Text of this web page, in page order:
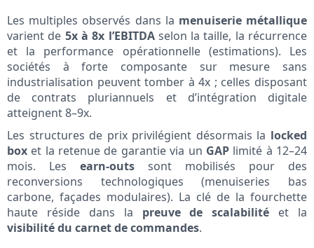
Les multiples observés dans la menuiserie métallique
varient de 5x à 8x l’EBITDAselon la taille, la récurrence
et la performance opérationnelle (estimations). Les
sociétés à forte composante sur mesure sans
industrialisation peuvent tomber à 4x ; celles disposant
de contrats pluriannuels et d’intégration digitale
atteignent 8–9x.
Les structures de prix privilégient désormais la locked
box et la retenue de garantie via un GAPlimité à 12–24
mois. Les earn-outs sont mobilisés pour des
reconversions technologiques (menuiseries bas
carbone, façades modulaires). La clé de la fourchette
haute réside dans la preuve de scalabilité et la
visibilité du carnet de commandes.